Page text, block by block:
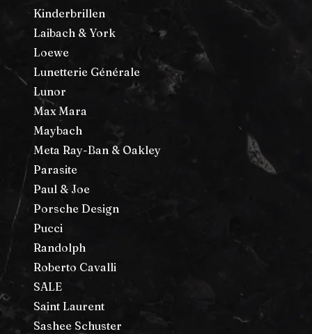
Kinderbrillen
Laibach & York
Loewe
Lunetterie Générale
Lunor
Max Mara
Maybach
Meta Ray-Ban & Oakley
Parasite
Paul & Joe
Porsche Design
Pucci
Randolph
Roberto Cavalli
SALE
Saint Laurent
Sashee Schuster